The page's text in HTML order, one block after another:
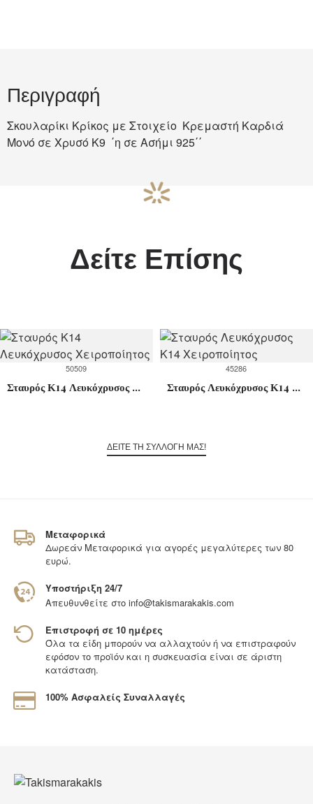
Περιγραφή
Σκουλαρίκι Κρίκος με Στοιχείο Κρεμαστή Καρδιά
Μονό σε Χρυσό Κ9 ΄η σε Ασήμι 925΄΄
Δείτε Επίσης
50509
Σταυρός Κ14 Λευκόχρυσος Χειροποίητος
45286
Σταυρός Λευκόχρυσος Κ14 Χειροποίητος
ΔΕΙΤΕ ΤΗ ΣΥΛΛΟΓΗ ΜΑΣ!
Μεταφορικά
Δωρεάν Μεταφορικά για αγορές μεγαλύτερες των 80
ευρώ.
Υποστήριξη 24/7
Απευθυνθείτε στο info@takismarakakis.com
Επιστροφή σε 10 ημέρες
Όλα τα είδη μπορούν να αλλαχτούν ή να επιστραφούν
εφόσον το προϊόν και η συσκευασία είναι σε άριστη
κατάσταση.
100% Ασφαλείς Συναλλαγές